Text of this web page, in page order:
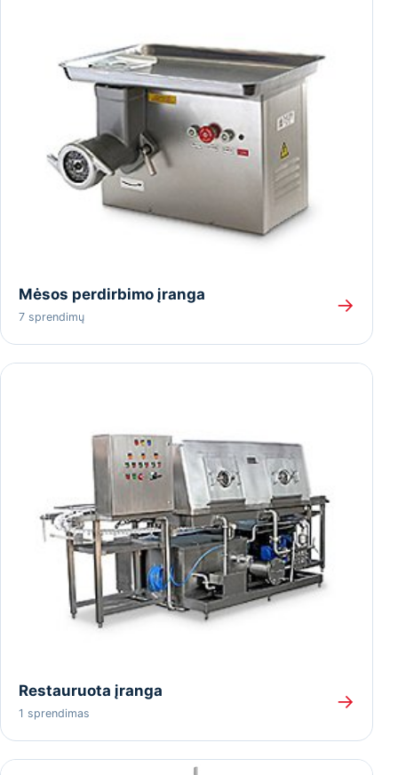
Mėsos perdirbimo įranga
7 sprendimų
→
Restauruota įranga
1 sprendimas
→